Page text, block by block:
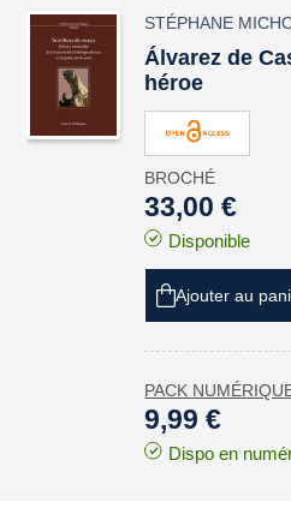
STÉPHANE
Álvarez de
héroe
BROCHÉ
33,00 €
Disponible
Ajouter au
PACK
9,99 €
Dispo en